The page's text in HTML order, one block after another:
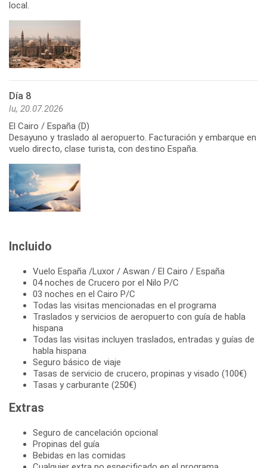
Día 8
lu, 20.07.2026
El Cairo / España (D)
Desayuno y traslado al aeropuerto. Facturación y embarque en
vuelo directo, clase turista, con destino España.
Incluido
Vuelo España /Luxor / Aswan / El Cairo / España
04 noches de Crucero por el Nilo P/C
03 noches en el Cairo P/C
Todas las visitas mencionadas en el programa
Traslados y servicios de aeropuerto con guía de habla
hispana
Todas las visitas incluyen traslados, entradas y guías de
habla hispana
Seguro básico de viaje
Tasas de servicio de crucero, propinas y visado (100€)
Tasas y carburante (250€)
Extras
Seguro de cancelación opcional
Propinas del guía
Bebidas en las comidas